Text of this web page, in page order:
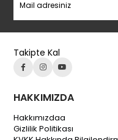
Takipte Kal
HAKKIMIZDA
Hakkımızdaa
Gizlilik Politikası